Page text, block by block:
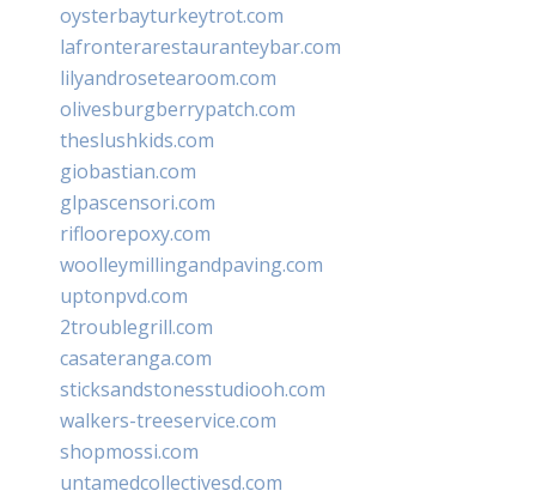
oysterbayturkeytrot.com
lafronterarestauranteybar.com
lilyandrosetearoom.com
olivesburgberrypatch.com
theslushkids.com
giobastian.com
glpascensori.com
rifloorepoxy.com
woolleymillingandpaving.com
uptonpvd.com
2troublegrill.com
casateranga.com
sticksandstonesstudiooh.com
walkers-treeservice.com
shopmossi.com
untamedcollectivesd.com